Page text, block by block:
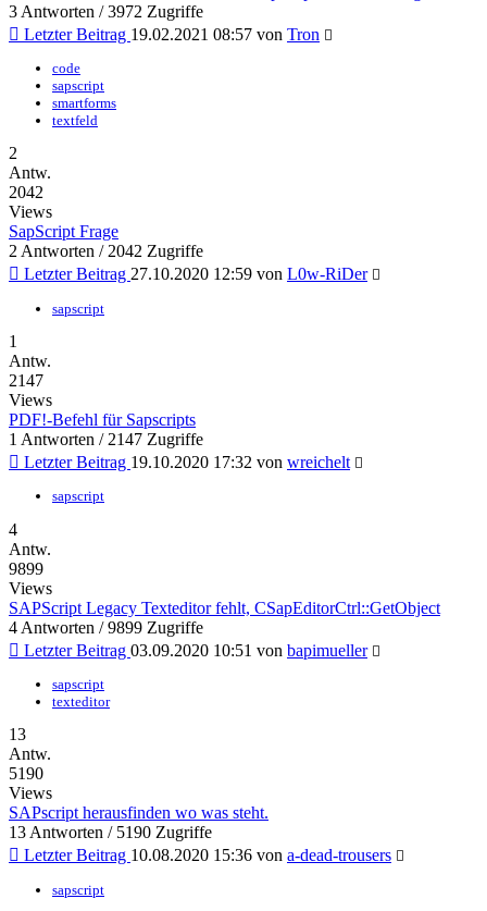
3 Antworten / 3972 Zugriffe
Letzter Beitrag 19.02.2021 08:57 von Tron
code
sapscript
smartforms
textfeld
2
Antw.
2042
Views
SapScript Frage
2 Antworten / 2042 Zugriffe
Letzter Beitrag 27.10.2020 12:59 von L0w-RiDer
sapscript
1
Antw.
2147
Views
PDF!-Befehl für Sapscripts
1 Antworten / 2147 Zugriffe
Letzter Beitrag 19.10.2020 17:32 von wreichelt
sapscript
4
Antw.
9899
Views
SAPScript Legacy Texteditor fehlt, CSapEditorCtrl::GetObject
4 Antworten / 9899 Zugriffe
Letzter Beitrag 03.09.2020 10:51 von bapimueller
sapscript
texteditor
13
Antw.
5190
Views
SAPscript herausfinden wo was steht.
13 Antworten / 5190 Zugriffe
Letzter Beitrag 10.08.2020 15:36 von a-dead-trousers
sapscript